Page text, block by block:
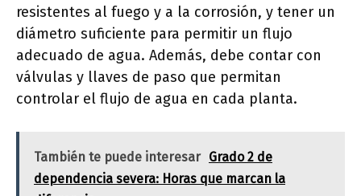
resistentes al fuego y a la corrosión, y tener un
diámetro suficiente para permitir un flujo
adecuado de agua. Además, debe contar con
válvulas y llaves de paso que permitan
controlar el flujo de agua en cada planta.
También te puede interesar Grado 2 de
dependencia severa: Horas que marcan la